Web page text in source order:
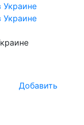
Добавить